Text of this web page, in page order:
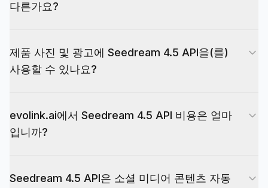
다른가요?
Seedream 4.5 API의 요청/응답 계약 및 제한 사항
을 설명합니다. 버전 간 모델 동작 및 출력 특성의
제품 사진 및 광고에 Seedream 4.5 API을(를)
사용할 수 있나요?
지를 전송하여 제품 및 마케팅 워크플로용 이미지를
생성하거나 편집할 수 있습니다. 항상 해당 지역 및
evolink.ai에서 Seedream 4.5 API 비용은 얼마
입니까?
따라 다를 수 있습니다. 정확한 비용을 확인하려면
Seedream 4.5 API은 소셜 미디어 콘텐츠 자동